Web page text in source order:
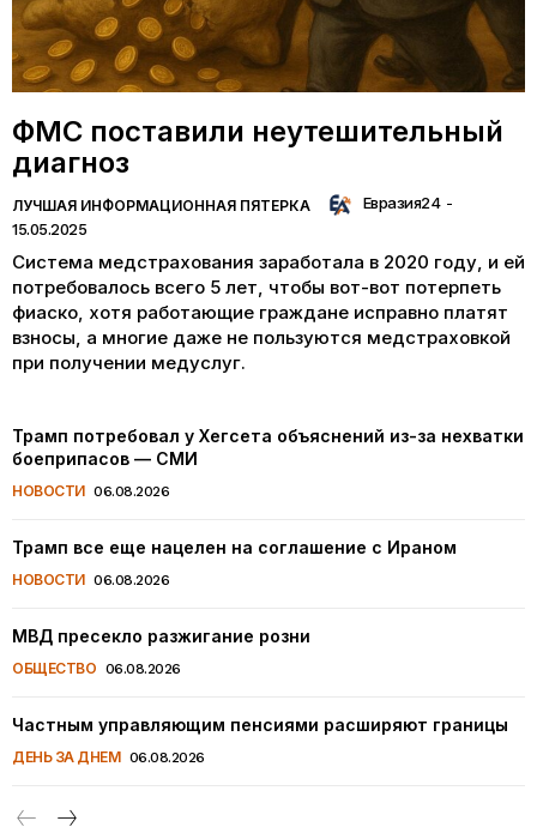
ФМС поставили неутешительный
диагноз
ЛУЧШАЯ ИНФОРМАЦИОННАЯ ПЯТЕРКА Евразия24 -
15.05.2025
Система медстрахования заработала в 2020 году, и ей
потребовалось всего 5 лет, чтобы вот-вот потерпеть
фиаско, хотя работающие граждане исправно платят
взносы, а многие даже не пользуются медстраховкой
при получении медуслуг.
Трамп потребовал у Хегсета объяснений из-за нехватки
боеприпасов — СМИ
НОВОСТИ 06.08.2026
Трамп все еще нацелен на соглашение с Ираном
НОВОСТИ 06.08.2026
МВД пресекло разжигание розни
ОБЩЕСТВО 06.08.2026
Частным управляющим пенсиями расширяют границы
ДЕНЬ ЗА ДНЕМ 06.08.2026